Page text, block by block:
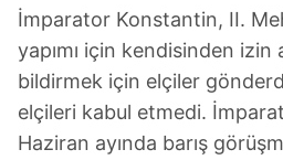
İmparator Konstantin, II.
yapımı için kendisinden izin
bildirmek için elçiler
elçileri kabul etmedi.
Haziran ayında barış